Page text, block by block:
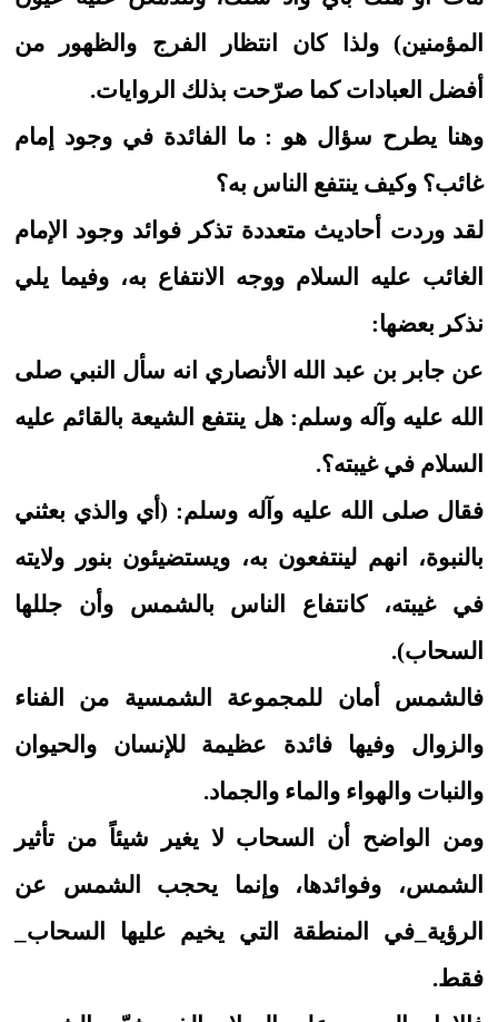
المؤمنين) ولذا كان انتظار الفرج والظهور من
أفضل العبادات كما صرّحت بذلك الروايات.
وهنا يطرح سؤال هو : ما الفائدة في وجود إمام
غائب؟ وكيف ينتفع الناس به؟
لقد وردت أحاديث متعددة تذكر فوائد وجود الإمام
الغائب عليه السلام ووجه الانتفاع به، وفيما يلي
نذكر بعضها:
عن جابر بن عبد الله الأنصاري انه سأل النبي صلى
الله عليه وآله وسلم: هل ينتفع الشيعة بالقائم عليه
السلام في غيبته؟.
فقال صلى الله عليه وآله وسلم: (أي والذي بعثني
بالنبوة، انهم لينتفعون به، ويستضيئون بنور ولايته
في غيبته، كانتفاع الناس بالشمس وأن جللها
السحاب).
فالشمس أمان للمجموعة الشمسية من الفناء
والزوال وفيها فائدة عظيمة للإنسان والحيوان
والنبات والهواء والماء والجماد.
ومن الواضح أن السحاب لا يغير شيئاً من تأثير
الشمس، وفوائدها، وإنما يحجب الشمس عن
الرؤية_في المنطقة التي يخيم عليها السحاب_
فقط.